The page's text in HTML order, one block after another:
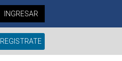
INGRESAR
REGISTRATE